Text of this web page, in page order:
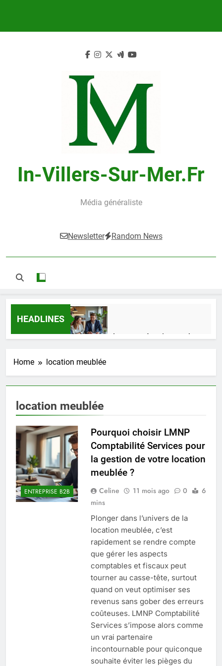
In-Villers-Sur-Mer.fr
Média généraliste
Newsletter Random News
HEADLINES
Guide complet pour réussir un achat
1 Semaine Ago
impact dans le domaine médical
4 Mois Ago
Quel est le salaire de Myriam Seurat en
2025 ?
4 Mois Ago
fonctionnalités clés et avantages
4 Mois Ago
Découvrez notre test d’orientation
gratuit spécialement conçu pour
collégiens et lycéens
4 Mois Ago
Liste complète des marques
rezoactif.com à connaître en 2025
4 Mois Ago
Home location meublée
location meublée
ENTREPRISE B2B
Pourquoi choisir LMNP
Comptabilité Services pour
la gestion de votre location
meublée ?
Celine 11 mois ago 0
6
mins
Plonger dans l’univers de la
location meublée, c’est
rapidement se rendre compte
que gérer les aspects
comptables et fiscaux peut
tourner au casse-tête, surtout
quand on veut optimiser ses
revenus sans gober des erreurs
coûteuses. LMNP Comptabilité
Services s’impose alors comme
un vrai partenaire
incontournable pour quiconque
souhaite éviter les pièges du